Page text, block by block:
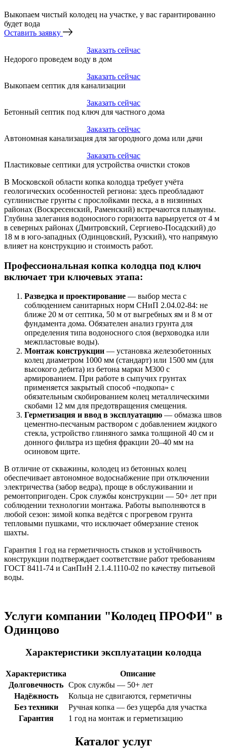
Выкопаем чистый колодец на участке, у вас гарантированно
будет вода
Оставить заявку
Заказать сейчас
Недорого проведем воду в дом
Заказать сейчас
Выкопаем септик для канализации
Заказать сейчас
Бетонный септик под ключ для частного дома
Заказать сейчас
Автономная канализация для загородного дома или дачи
Заказать сейчас
Пластиковые септики для устройства очистки стоков
В Московской области копка колодца требует учёта
геологических особенностей региона: здесь преобладают
суглинистые грунты с прослойками песка, а в низинных
районах (Воскресенский, Раменский) встречаются плывуны.
Глубина залегания водоносного горизонта варьируется от 4 м
в северных районах (Дмитровский, Сергиево-Посадский) до
18 м в юго-западных (Одинцовский, Рузский), что напрямую
влияет на конструкцию и стоимость работ.
Профессиональная копка колодца под ключ
включает три ключевых этапа:
Разведка и проектирование — выбор места с
соблюдением санитарных норм СНиП 2.04.02-84: не
ближе 20 м от септика, 50 м от выгребных ям и 8 м от
фундамента дома. Обязателен анализ грунта для
определения типа водоносного слоя (верховодка или
межпластовые воды).
Монтаж конструкции — установка железобетонных
колец диаметром 1000 мм (стандарт) или 1500 мм (для
высокого дебита) из бетона марки М300 с
армированием. При работе в сыпучих грунтах
применяется закрытый способ «подкопа» с
обязательным скобированием колец металлическими
скобами 12 мм для предотвращения смещения.
Герметизация и ввод в эксплуатацию — обмазка швов
цементно-песчаным раствором с добавлением жидкого
стекла, устройство глиняного замка толщиной 40 см и
донного фильтра из щебня фракции 20–40 мм на
осиновом щите.
В отличие от скважины, колодец из бетонных колец
обеспечивает автономное водоснабжение при отключении
электричества (забор ведра), проще в обслуживании и
ремонтопригоден. Срок службы конструкции — 50+ лет при
соблюдении технологии монтажа. Работы выполняются в
любой сезон: зимой копка ведётся с прогревом грунта
тепловыми пушками, что исключает обмерзание стенок
шахты.
Гарантия 1 год на герметичность стыков и устойчивость
конструкции подтверждает соответствие работ требованиям
ГОСТ 8411-74 и СанПиН 2.1.4.1110-02 по качеству питьевой
воды.
Услуги компании "Колодец ПРОФИ" в
Одинцово
Характеристики эксплуатации колодца
Характеристика
Описание
Долговечность Срок службы — 50+ лет
Надёжность
Кольца не сдвигаются, герметичны
Без техники
Ручная копка — без ущерба для участка
Гарантия
1 год на монтаж и герметизацию
Каталог услуг